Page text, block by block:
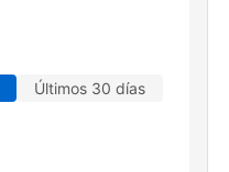
Últimos 30 días